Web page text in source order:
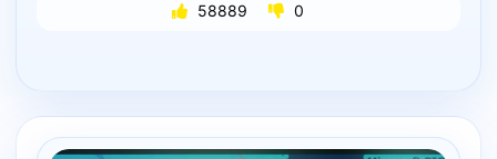
58889 0